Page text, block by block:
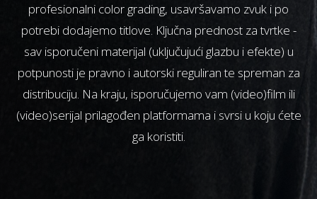
profesionalni color grading, usavršavamo zvuk i po
potrebi dodajemo titlove. Ključna prednost za tvrtke -
sav isporučeni materijal (uključujući glazbu i efekte) u
potpunosti je pravno i autorski reguliran te spreman za
distribuciju. Na kraju, isporučujemo vam (video)film ili
(video)serijal prilagođen platformama i svrsi u koju ćete
ga koristiti.